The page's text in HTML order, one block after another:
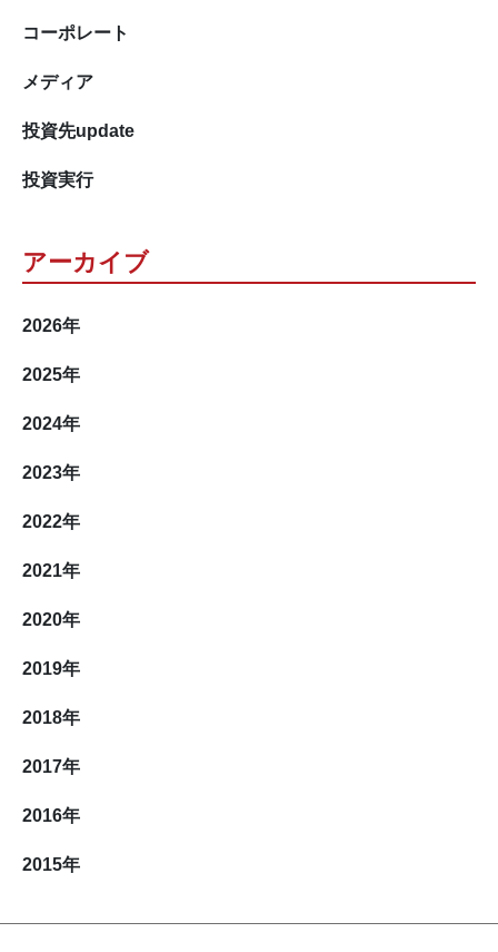
コーポレート
メディア
投資先update
投資実行
アーカイブ
2026年
2025年
2024年
2023年
2022年
2021年
2020年
2019年
2018年
2017年
2016年
2015年